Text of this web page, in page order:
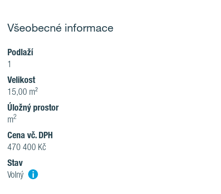
Všeobecné informace
Podlaží
1
Velikost
15,00 m²
Úložný prostor
m2
Cena vč. DPH
470 400 Kč
Stav
Volný i